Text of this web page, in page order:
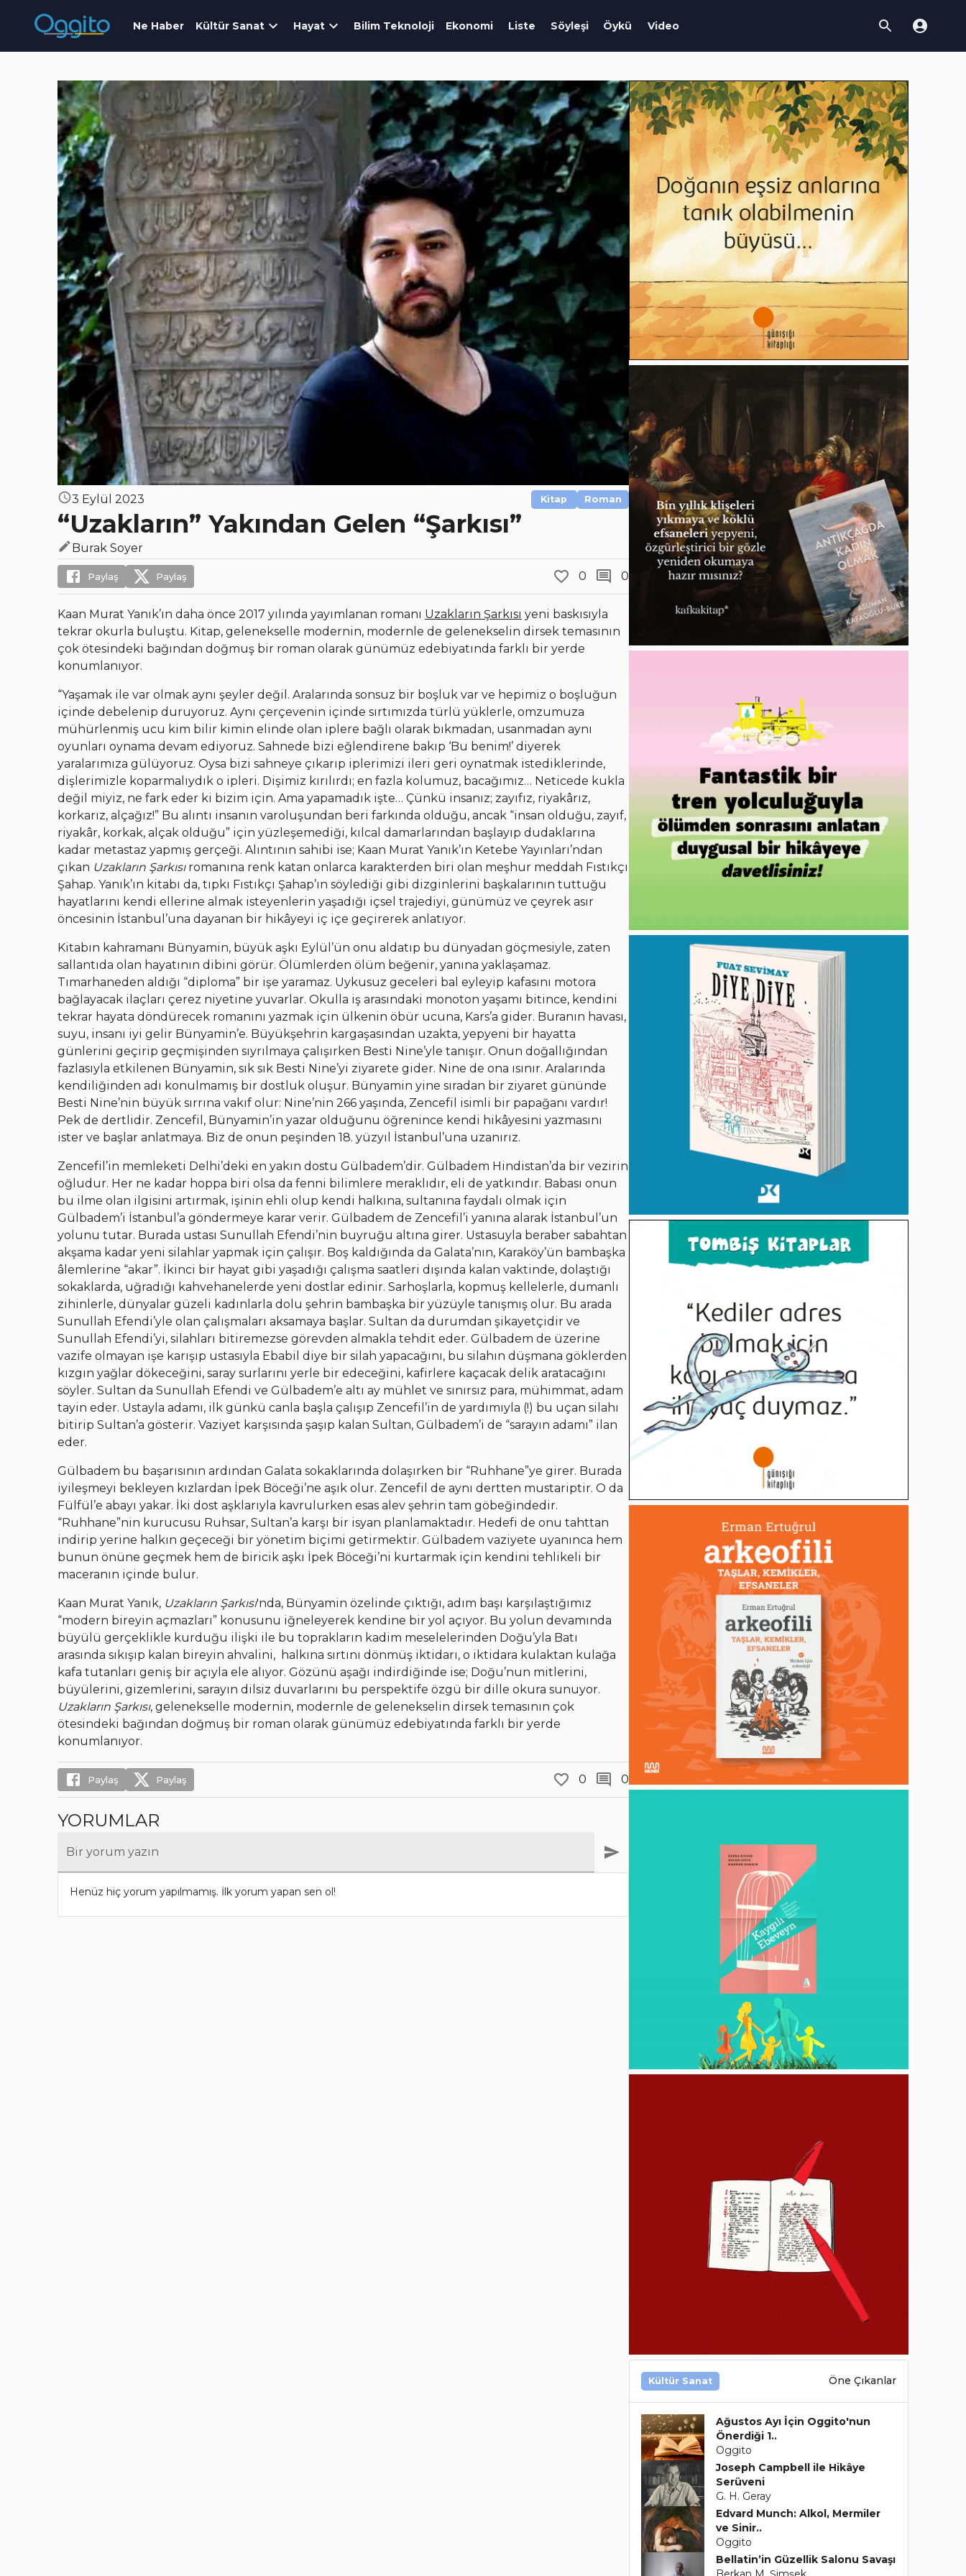
Ne Haber Kültür Sanat Hayat Bilim Teknoloji Ekonomi Liste Söyleşi Öykü Video
3 Eylül 2023 Kitap Roman
“Uzakların” Yakından Gelen “Şarkısı”
Burak Soyer
Paylaş Paylaş 0 0
Kaan Murat Yanık’ın daha önce 2017 yılında yayımlanan romanı Uzakların Şarkısı yeni baskısıyla
tekrar okurla buluştu. Kitap, gelenekselle modernin, modernle de gelenekselin dirsek temasının
çok ötesindeki bağından doğmuş bir roman olarak günümüz edebiyatında farklı bir yerde
konumlanıyor.
“Yaşamak ile var olmak aynı şeyler değil. Aralarında sonsuz bir boşluk var ve hepimiz o boşluğun
içinde debelenip duruyoruz. Aynı çerçevenin içinde sırtımızda türlü yüklerle, omzumuza
mühürlenmiş ucu kim bilir kimin elinde olan iplere bağlı olarak bıkmadan, usanmadan aynı
oyunları oynama devam ediyoruz. Sahnede bizi eğlendirene bakıp ‘Bu benim!’ diyerek
yaralarımıza gülüyoruz. Oysa bizi sahneye çıkarıp iplerimizi ileri geri oynatmak istediklerinde,
dişlerimizle koparmalıydık o ipleri. Dişimiz kırılırdı; en fazla kolumuz, bacağımız… Neticede kukla
değil miyiz, ne fark eder ki bizim için. Ama yapamadık işte… Çünkü insanız; zayıfız, riyakârız,
korkarız, alçağız!” Bu alıntı insanın varoluşundan beri farkında olduğu, ancak “insan olduğu, zayıf,
riyakâr, korkak, alçak olduğu” için yüzleşemediği, kılcal damarlarından başlayıp dudaklarına
kadar metastaz yapmış gerçeği. Alıntının sahibi ise; Kaan Murat Yanık’ın Ketebe Yayınları’ndan
çıkan Uzakların Şarkısı romanına renk katan onlarca karakterden biri olan meşhur meddah Fıstıkçı
Şahap. Yanık’ın kitabı da, tıpkı Fıstıkçı Şahap’ın söylediği gibi dizginlerini başkalarının tuttuğu
hayatlarını kendi ellerine almak isteyenlerin yaşadığı içsel trajediyi, günümüz ve çeyrek asır
öncesinin İstanbul’una dayanan bir hikâyeyi iç içe geçirerek anlatıyor.
Kitabın kahramanı Bünyamin, büyük aşkı Eylül’ün onu aldatıp bu dünyadan göçmesiyle, zaten
sallantıda olan hayatının dibini görür. Ölümlerden ölüm beğenir, yanına yaklaşamaz.
Tımarhaneden aldığı “diploma” bir işe yaramaz. Uykusuz geceleri bal eyleyip kafasını motora
bağlayacak ilaçları çerez niyetine yuvarlar. Okulla iş arasındaki monoton yaşamı bitince, kendini
tekrar hayata döndürecek romanını yazmak için ülkenin öbür ucuna, Kars’a gider. Buranın havası,
suyu, insanı iyi gelir Bünyamin’e. Büyükşehrin kargaşasından uzakta, yepyeni bir hayatta
günlerini geçirip geçmişinden sıyrılmaya çalışırken Besti Nine’yle tanışır. Onun doğallığından
fazlasıyla etkilenen Bünyamin, sık sık Besti Nine’yi ziyarete gider. Nine de ona ısınır. Aralarında
kendiliğinden adı konulmamış bir dostluk oluşur. Bünyamin yine sıradan bir ziyaret gününde
Besti Nine’nin büyük sırrına vakıf olur: Nine’nin 266 yaşında, Zencefil isimli bir papağanı vardır!
Pek de dertlidir. Zencefil, Bünyamin’in yazar olduğunu öğrenince kendi hikâyesini yazmasını
ister ve başlar anlatmaya. Biz de onun peşinden 18. yüzyıl İstanbul’una uzanırız.
Zencefil’in memleketi Delhi’deki en yakın dostu Gülbadem’dir. Gülbadem Hindistan’da bir vezirin
oğludur. Her ne kadar hoppa biri olsa da fenni bilimlere meraklıdır, eli de yatkındır. Babası onun
bu ilme olan ilgisini artırmak, işinin ehli olup kendi halkına, sultanına faydalı olmak için
Gülbadem’i İstanbul’a göndermeye karar verir. Gülbadem de Zencefil’i yanına alarak İstanbul’un
yolunu tutar. Burada ustası Sunullah Efendi’nin buyruğu altına girer. Ustasuyla beraber sabahtan
akşama kadar yeni silahlar yapmak için çalışır. Boş kaldığında da Galata’nın, Karaköy’ün bambaşka
âlemlerine “akar”. İkinci bir hayat gibi yaşadığı çalışma saatleri dışında kalan vaktinde, dolaştığı
sokaklarda, uğradığı kahvehanelerde yeni dostlar edinir. Sarhoşlarla, kopmuş kellelerle, dumanlı
zihinlerle, dünyalar güzeli kadınlarla dolu şehrin bambaşka bir yüzüyle tanışmış olur. Bu arada
Sunullah Efendi’yle olan çalışmaları aksamaya başlar. Sultan da durumdan şikayetçidir ve
Sunullah Efendi’yi, silahları bitiremezse görevden almakla tehdit eder. Gülbadem de üzerine
vazife olmayan işe karışıp ustasıyla Ebabil diye bir silah yapacağını, bu silahın düşmana göklerden
kızgın yağlar dökeceğini, saray surlarını yerle bir edeceğini, kafirlere kaçacak delik aratacağını
söyler. Sultan da Sunullah Efendi ve Gülbadem’e altı ay mühlet ve sınırsız para, mühimmat, adam
tayin eder. Ustayla adamı, ilk günkü canla başla çalışıp Zencefil’in de yardımıyla (!) bu uçan silahı
bitirip Sultan’a gösterir. Vaziyet karşısında şaşıp kalan Sultan, Gülbadem’i de “sarayın adamı” ilan
eder.
Gülbadem bu başarısının ardından Galata sokaklarında dolaşırken bir “Ruhhane”ye girer. Burada
iyileşmeyi bekleyen kızlardan İpek Böceği’ne aşık olur. Zencefil de aynı dertten mustariptir. O da
Fülfül’e abayı yakar. İki dost aşklarıyla kavrulurken esas alev şehrin tam göbeğindedir.
“Ruhhane”nin kurucusu Ruhsar, Sultan’a karşı bir isyan planlamaktadır. Hedefi de onu tahttan
indirip yerine halkın geçeceği bir yönetim biçimi getirmektir. Gülbadem vaziyete uyanınca hem
bunun önüne geçmek hem de biricik aşkı İpek Böceği’ni kurtarmak için kendini tehlikeli bir
maceranın içinde bulur.
Kaan Murat Yanık, Uzakların Şarkısı'nda, Bünyamin özelinde çıktığı, adım başı karşılaştığımız
“modern bireyin açmazları” konusunu iğneleyerek kendine bir yol açıyor. Bu yolun devamında
büyülü gerçeklikle kurduğu ilişki ile bu toprakların kadim meselelerinden Doğu’yla Batı
arasında sıkışıp kalan bireyin ahvalini, halkına sırtını dönmüş iktidarı, o iktidara kulaktan kulağa
kafa tutanları geniş bir açıyla ele alıyor. Gözünü aşağı indirdiğinde ise; Doğu’nun mitlerini,
büyülerini, gizemlerini, sarayın dilsiz duvarlarını bu perspektife özgü bir dille okura sunuyor.
Uzakların Şarkısı, gelenekselle modernin, modernle de gelenekselin dirsek temasının çok
ötesindeki bağından doğmuş bir roman olarak günümüz edebiyatında farklı bir yerde
konumlanıyor.
Paylaş Paylaş 0 0
YORUMLAR
Bir yorum yazın
Henüz hiç yorum yapılmamış. İlk yorum yapan sen ol!
Kültür Sanat Öne Çıkanlar
Ağustos Ayı İçin Oggito'nun
Önerdiği 1..
Oggito
Joseph Campbell ile Hikâye
Serüveni
G. H. Geray
Edvard Munch: Alkol, Mermiler
ve Sinir..
Oggito
Bellatin’in Güzellik Salonu Savaşı